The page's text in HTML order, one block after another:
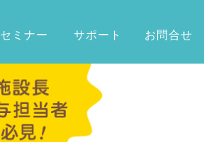
セミナー サポート お問合せ